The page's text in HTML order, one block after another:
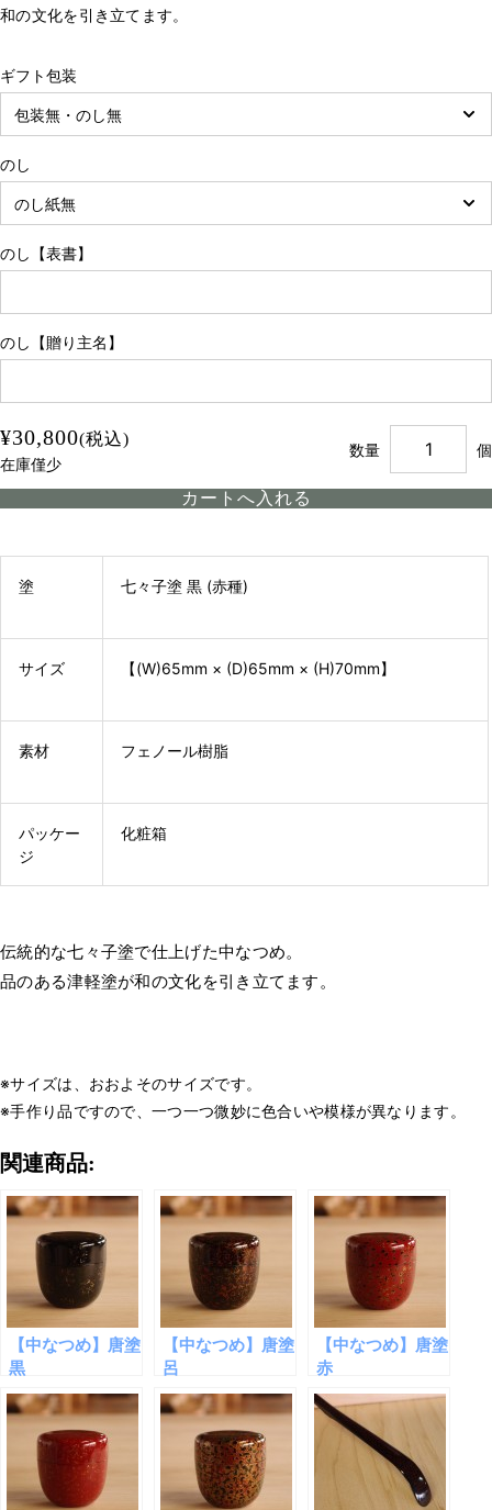
和の文化を引き立てます。
ギフト包装
のし
のし【表書】
のし【贈り主名】
¥30,800(税込)
在庫僅少
数量 個
塗 七々子塗 黒 (赤種)
サイズ 【(W)65mm × (D)65mm × (H)70mm】
素材 フェノール樹脂
パッケー
ジ
化粧箱
伝統的な七々子塗で仕上げた中なつめ。
品のある津軽塗が和の文化を引き立てます。
※サイズは、おおよそのサイズです。
※手作り品ですので、一つ一つ微妙に色合いや模様が異なります。
関連商品:
【中なつめ】唐塗
黒
【中なつめ】唐塗
呂
【中なつめ】唐塗
赤